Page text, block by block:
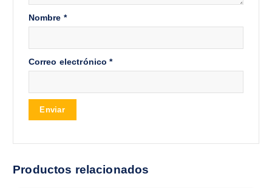
Nombre *
Correo electrónico*
Productos relacionados